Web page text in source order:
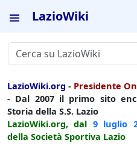
LazioWiki
LazioWiki.org - Presidente
- Dal 2007 il primo sito
Storia della S.S. Lazio
LazioWiki.org, dal 9 luglio
della Società Sportiva Lazio